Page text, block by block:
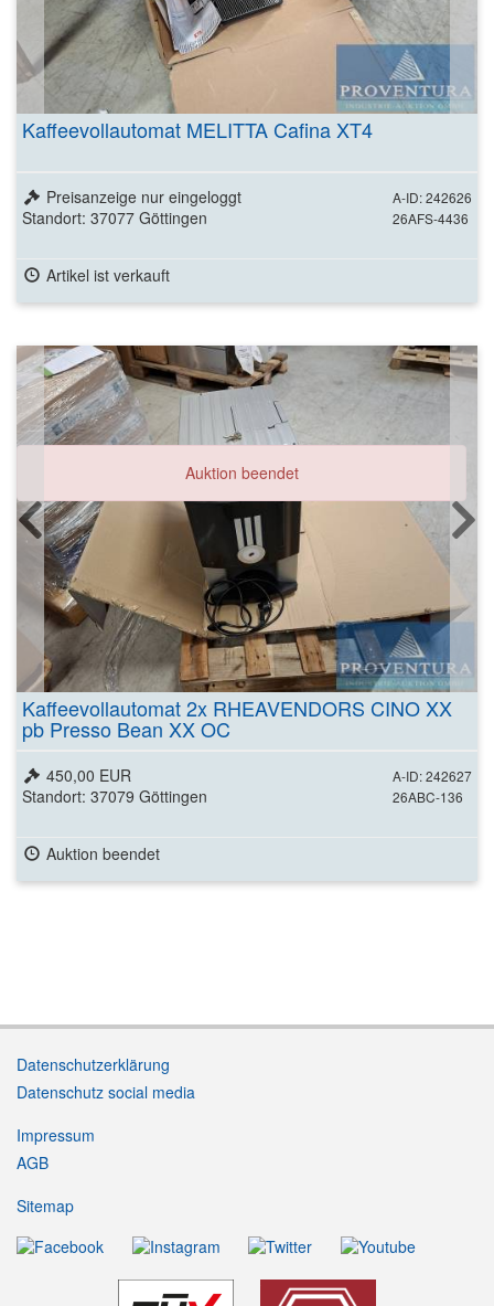
Kaffeevollautomat MELITTA Cafina XT4
A-ID: 242626
26AFS-4436
Preisanzeige nur eingeloggt
Standort: 37077 Göttingen
Artikel ist verkauft
Auktion beendet
Kaffeevollautomat 2x RHEAVENDORS CINO XX
pb Presso Bean XX OC
A-ID: 242627
26ABC-136
450,00 EUR
Standort: 37079 Göttingen
Auktion beendet
Datenschutzerklärung
Datenschutz social media
Impressum
AGB
Sitemap